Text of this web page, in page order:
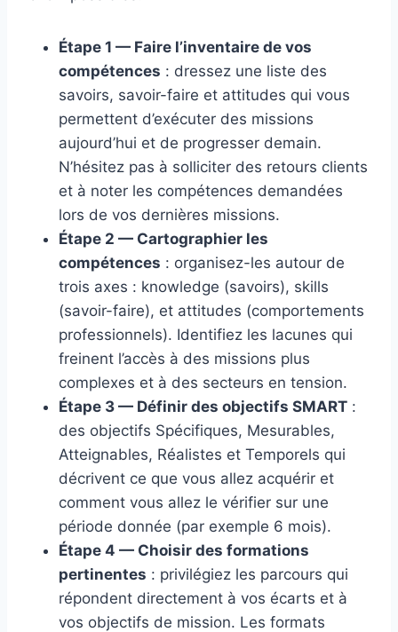
Étape 1 — Faire l’inventaire de vos
compétences : dressez une liste des
savoirs, savoir-faire et attitudes qui vous
permettent d’exécuter des missions
aujourd’hui et de progresser demain.
N’hésitez pas à solliciter des retours clients
et à noter les compétences demandées
lors de vos dernières missions.
Étape 2 — Cartographier les
compétences : organisez-les autour de
trois axes : knowledge (savoirs), skills
(savoir-faire), et attitudes (comportements
professionnels). Identifiez les lacunes qui
freinent l’accès à des missions plus
complexes et à des secteurs en tension.
Étape 3 — Définir des objectifs SMART :
des objectifs Spécifiques, Mesurables,
Atteignables, Réalistes et Temporels qui
décrivent ce que vous allez acquérir et
comment vous allez le vérifier sur une
période donnée (par exemple 6 mois).
Étape 4 — Choisir des formations
pertinentes : privilégiez les parcours qui
répondent directement à vos écarts et à
vos objectifs de mission. Les formats